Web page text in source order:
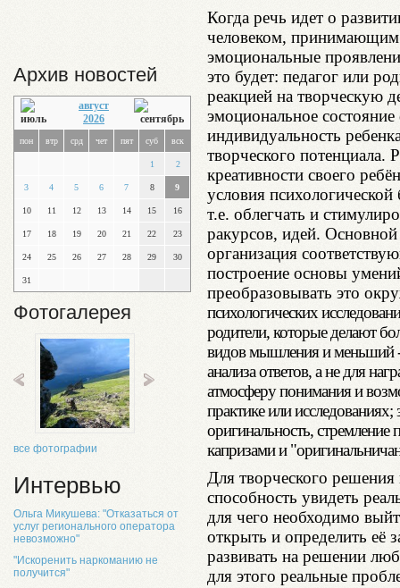
Архив новостей
август
2026
пон втр срд чет пят суб вск
1 2
3 4 5 6 7 8 9
10 11 12 13 14 15 16
17 18 19 20 21 22 23
24 25 26 27 28 29 30
31
Фотогалерея
все фотографии
Интервью
Ольга Микушева: "Отказаться от
услуг регионального оператора
невозможно"
"Искоренить наркоманию не
получится"
Когда речь идет о
человеком,
эмоциональные
это будет: педагог или
реакцией на творческую
эмоциональное
индивидуальность
творческого потенциала.
креативности своего
условия психологической
т.е. облегчать и
ракурсов, идей.
организация
построение основы
преобразовывать это
психологических
родители, которые делают
видов мышления и меньший -
анализа ответов, а не для
атмосферу понимания и
практике или
оригинальность,
капризами и
Для творческого
способность увидеть
для чего необходимо
открыть и определить
развивать на решении
для этого реальные